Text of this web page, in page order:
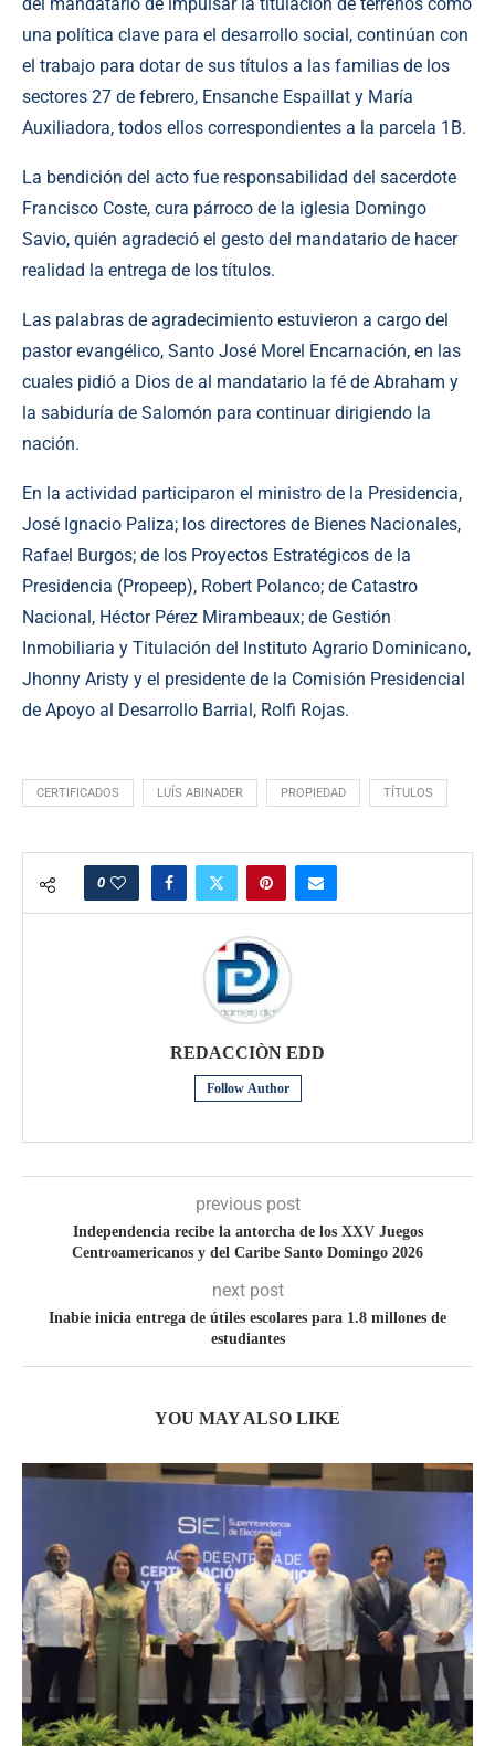
una política clave para el desarrollo social, continúan con
el trabajo para dotar de sus títulos a las familias de los
sectores 27 de febrero, Ensanche Espaillat y María
Auxiliadora, todos ellos correspondientes a la parcela 1B.
La bendición del acto fue responsabilidad del sacerdote
Francisco Coste, cura párroco de la iglesia Domingo
Savio, quién agradeció el gesto del mandatario de hacer
realidad la entrega de los títulos.
Las palabras de agradecimiento estuvieron a cargo del
pastor evangélico, Santo José Morel Encarnación, en las
cuales pidió a Dios de al mandatario la fé de Abraham y
la sabiduría de Salomón para continuar dirigiendo la
nación.
En la actividad participaron el ministro de la Presidencia,
José Ignacio Paliza; los directores de Bienes Nacionales,
Rafael Burgos; de los Proyectos Estratégicos de la
Presidencia (Propeep), Robert Polanco; de Catastro
Nacional, Héctor Pérez Mirambeaux; de Gestión
Inmobiliaria y Titulación del Instituto Agrario Dominicano,
Jhonny Aristy y el presidente de la Comisión Presidencial
de Apoyo al Desarrollo Barrial, Rolfi Rojas.
CERTIFICADOS LUÍS ABINADER PROPIEDAD TÍTULOS
0
REDACCIÒN EDD
Follow Author
previous post
Independencia recibe la antorcha de los XXV Juegos
Centroamericanos y del Caribe Santo Domingo 2026
next post
Inabie inicia entrega de útiles escolares para 1.8 millones de
estudiantes
YOU MAY ALSO LIKE